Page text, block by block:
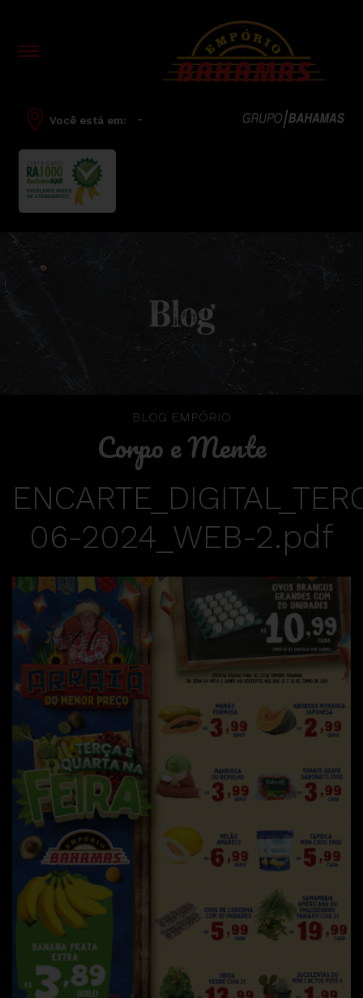
Você está em: -
Blog
BLOG EMPÓRIO
Corpo e Mente
06-2024_WEB-2.pdf